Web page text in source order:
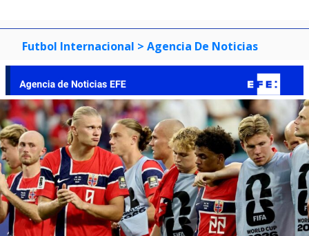
Futbol Internacional > Agencia De Noticias